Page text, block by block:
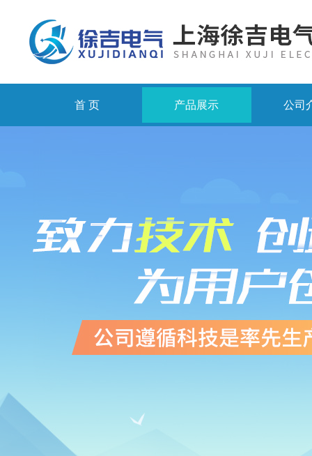
首 页 产品展示 公司